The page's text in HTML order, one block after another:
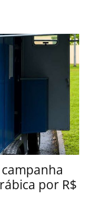
por R$